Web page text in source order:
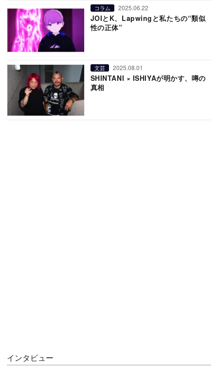
コラム 2025.06.22
JOIとK、Lapwingと私たちの“類似
性の正体”
文芸 2025.08.01
SHINTANI × ISHIYAが明かす、噂の
真相
インタビュー